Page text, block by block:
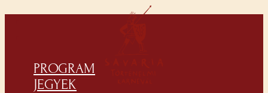
PROGRAM
JEGYEK